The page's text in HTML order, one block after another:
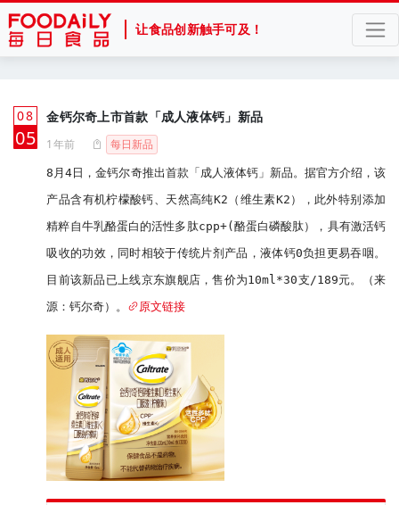
让食品创新触手可及！
08
月
05
金钙尔奇上市首款「成人液体钙」新品
1年前 每日新品
8月4日，金钙尔奇推出首款「成人液体钙」新品。据官方介绍，该
产品含有机柠檬酸钙、天然高纯K2（维生素K2），此外特别添加
精粹自牛乳酪蛋白的活性多肽cpp+(酪蛋白磷酸肽），具有激活钙
吸收的功效，同时相较于传统片剂产品，液体钙0负担更易吞咽。
目前该新品已上线京东旗舰店，售价为10ml*30支/189元。（来
源：钙尔奇）。
原文链接